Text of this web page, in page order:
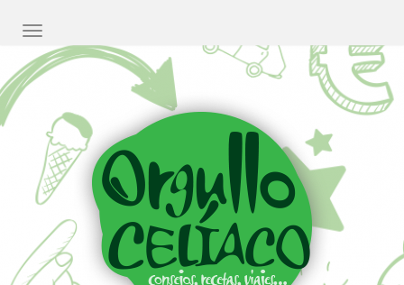
CAMBIAR NAVEGACIÓN